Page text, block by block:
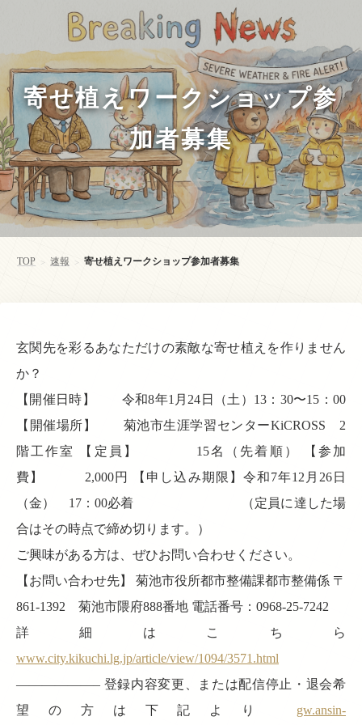
寄せ植えワークショップ参
加者募集
TOP > 速報 > 寄せ植えワークショップ参加者募集
玄関先を彩るあなただけの素敵な寄せ植えを作りません
か？
【開催日時】 令和8年1月24日（土）13：30〜15：00
【開催場所】 菊池市生涯学習センターKiCROSS 2
階工作室 【定員】 15名（先着順） 【参加
費】 2,000円 【申し込み期限】令和7年12月26日
（金） 17：00必着 （定員に達した場
合はその時点で締め切ります。）
ご興味がある方は、ぜひお問い合わせください。
【お問い合わせ先】 菊池市役所都市整備課都市整備係 〒
861-1392 菊池市隈府888番地 電話番号：0968-25-7242
詳細はこちら
www.city.kikuchi.lg.jp/article/view/1094/3571.html
——————– 登録内容変更、または配信停止・退会希
望の方は下記より gw.ansin-